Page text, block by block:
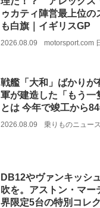
ゥカティ陣営最上位の
も白旗｜イギリスGP
2026.08.09 motorsport.com
戦艦「大和」ばかりが
軍が建造した「もう一
とは 今年で竣工から
2026.08.09 乗りものニュース
DB12やヴァンキッシ
吹を。アストン・マー
界限定5台の特別コレ